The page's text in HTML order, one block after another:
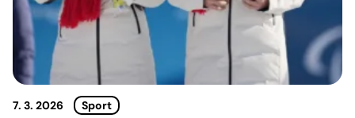
7. 3. 2026 Sport